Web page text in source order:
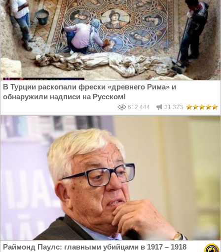
В Турции раскопали фрески «древнего Рима» и
обнаружили надписи на Русском!
612 444 31 323
Раймонд Паулс: главными убийцами в 1917 – 1918